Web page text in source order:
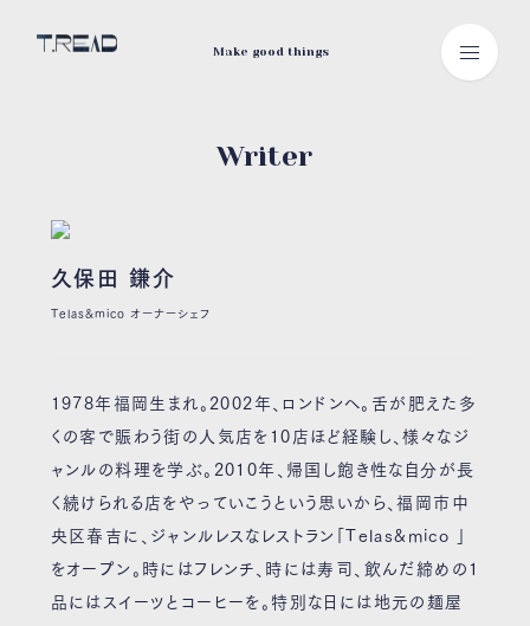
Make good things
Writer
久保田 鎌介
Telas&mico オーナーシェフ
1978年福岡生まれ。2002年、ロンドンへ。舌が肥えた多
くの客で賑わう街の人気店を10店ほど経験し、様々なジ
ャンルの料理を学ぶ。2010年、帰国し飽き性な自分が長
く続けられる店をやっていこうという思いから、福岡市中
央区春吉に、ジャンルレスなレストラン「Telas&mico 」
をオープン。時にはフレンチ、時には寿司、飲んだ締めの1
品にはスイーツとコーヒーを。特別な日には地元の麺屋